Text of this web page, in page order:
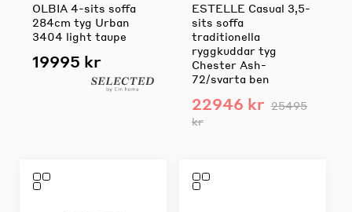
OLBIA 4-sits soffa
284cm tyg Urban
3404 light taupe
19995 kr
ESTELLE Casual 3,5-
sits soffa
traditionella
ryggkuddar tyg
Chester Ash-
72/svarta ben
22946 kr 25495
kr